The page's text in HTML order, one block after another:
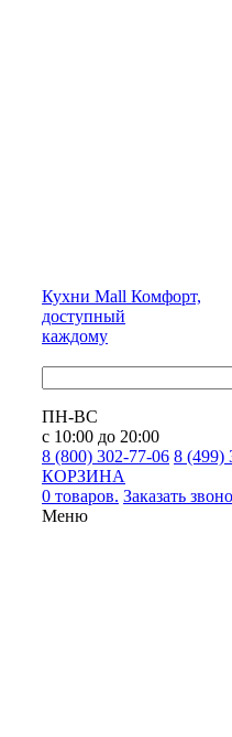
Кухни Mall Комфорт,
доступный
каждому
ПН-ВС
с 10:00 до 20:00
8 (800) 302-77-06 8 (499)
КОРЗИНА
0 товаров. Заказать
Меню